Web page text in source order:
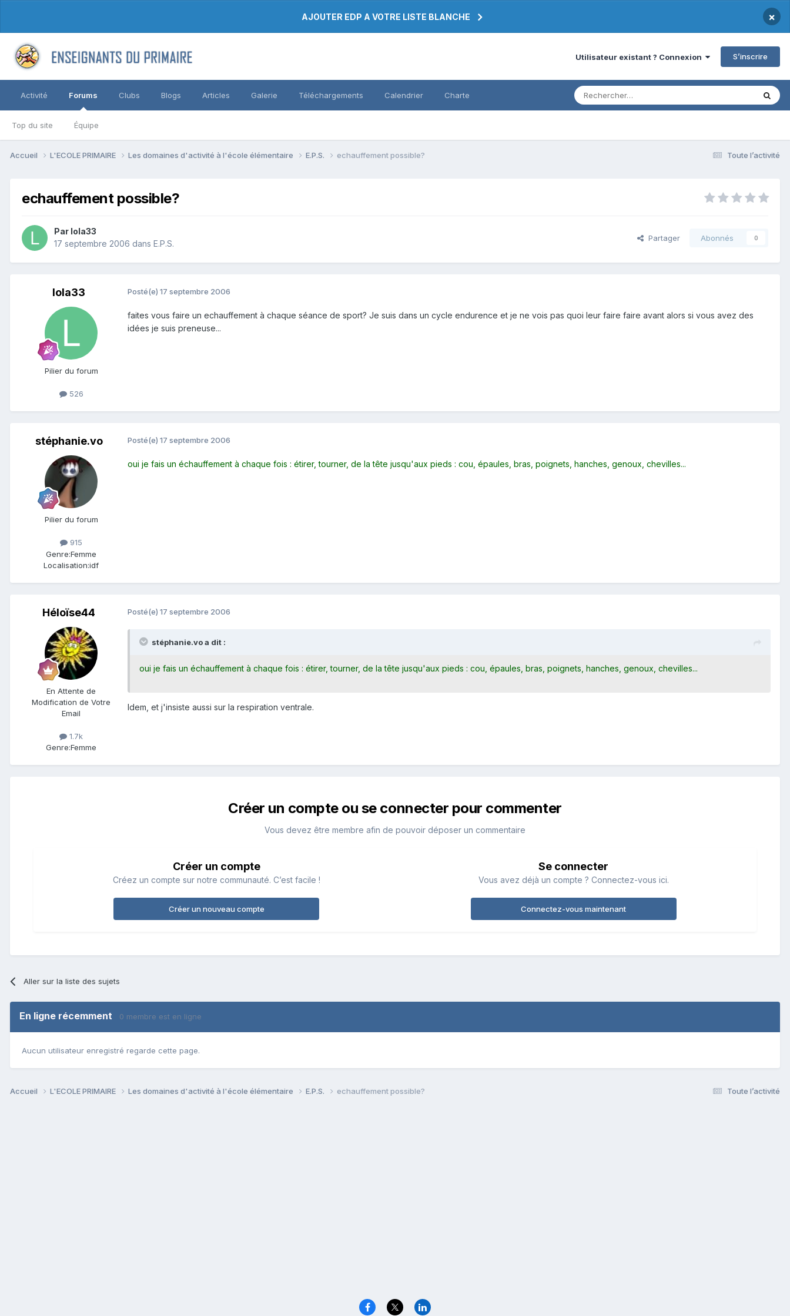
AJOUTER EDP A VOTRE LISTE BLANCHE ×
Utilisateur existant ? Connexion S’inscrire
Activité Forums
Top du site Équipe
Clubs Blogs Articles Galerie Téléchargements Calendrier Charte
Toute l’activité
Accueil L'ECOLE PRIMAIRE Les domaines d'activité à l'école élémentaire E.P.S. echauffement possible?
echauffement possible?
Par lola33
17 septembre 2006 dans E.P.S.
Partager Abonnés 0
lola33
Pilier du forum
526
Posté(e) 17 septembre 2006
faites vous faire un echauffement à chaque séance de sport? Je suis dans un cycle endurence et je ne vois pas quoi leur faire faire avant alors si vous avez des
idées je suis preneuse...
stéphanie.vo
Pilier du forum
915
Genre:Femme
Localisation:idf
Posté(e) 17 septembre 2006
oui je fais un échauffement à chaque fois : étirer, tourner, de la tête jusqu'aux pieds : cou, épaules, bras, poignets, hanches, genoux, chevilles...
Héloïse44
En Attente de
Modification de Votre
Email
1.7k
Genre:Femme
Posté(e) 17 septembre 2006
stéphanie.vo a dit :
oui je fais un échauffement à chaque fois : étirer, tourner, de la tête jusqu'aux pieds : cou, épaules, bras, poignets, hanches, genoux, chevilles...
Idem, et j'insiste aussi sur la respiration ventrale.
Créer un compte ou se connecter pour commenter
Vous devez être membre afin de pouvoir déposer un commentaire
Créer un compte
Créez un compte sur notre communauté. C’est facile !
Créer un nouveau compte
Se connecter
Vous avez déjà un compte ? Connectez-vous ici.
Connectez-vous maintenant
Aller sur la liste des sujets
En ligne récemment 0 membre est en ligne
Aucun utilisateur enregistré regarde cette page.
Toute l’activité
Accueil L'ECOLE PRIMAIRE Les domaines d'activité à l'école élémentaire E.P.S. echauffement possible?